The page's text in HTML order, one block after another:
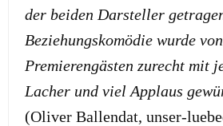
der beiden Darsteller
Beziehungskomödie wurde
Premierengästen zurecht mit
Lacher und viel Applaus
(Oliver Ballendat, unser-